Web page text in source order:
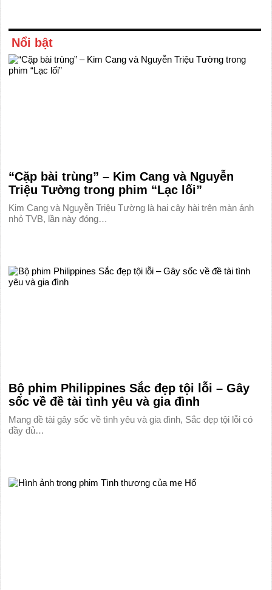
Nổi bật
“Cặp bài trùng” – Kim Cang và Nguyễn
Triệu Tường trong phim “Lạc lối”
Kim Cang và Nguyễn Triệu Tường là hai cây hài trên màn ảnh
nhỏ TVB, lần này đóng…
Bộ phim Philippines Sắc đẹp tội lỗi – Gây
sốc về đề tài tình yêu và gia đình
Mang đề tài gây sốc về tình yêu và gia đình, Sắc đẹp tội lỗi có
đầy đủ…